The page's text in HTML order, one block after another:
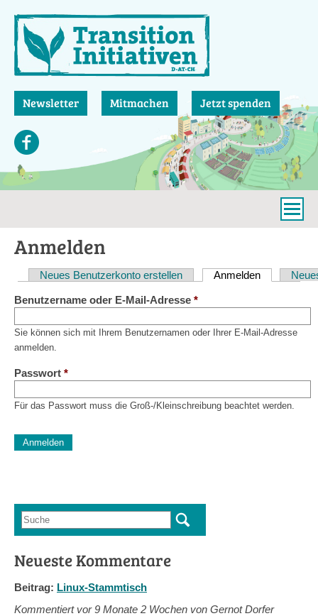
zum
Inhalt
Newsletter Mitmachen Jetzt spenden
Anmelden
Haupt-
Reiter
Neues Benutzerkonto erstellen Anmelden(aktiver
Benutzername oder E-Mail-Adresse *
Sie können sich mit Ihrem Benutzernamen oder Ihrer E-Mail-Adresse
anmelden.
Passwort *
Für das Passwort muss die Groß-/Kleinschreibung beachtet werden.
Diese Sicherheitsfrage überprüft, ob Sie ein menschlicher
Suchformular
Suche
Neueste Kommentare
Beitrag: Linux-Stammtisch
Kommentiert vor9 Monate 2 Wochen von Gernot Dorfer